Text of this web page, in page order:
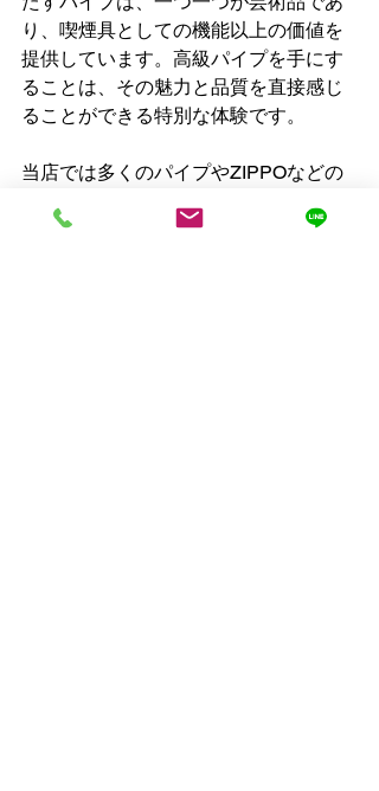
り、喫煙具としての機能以上の価値を
提供しています。高級パイプを手にす
ることは、その魅力と品質を直接感じ
ることができる特別な体験です。
当店では多くのパイプやZIPPOなどの
やジッポのまとめて処分など様々なご